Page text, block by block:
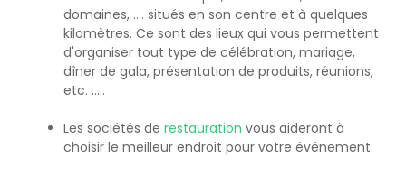
domaines, .... situés en son centre et à quelques
kilomètres. Ce sont des lieux qui vous permettent
d'organiser tout type de célébration, mariage,
dîner de gala, présentation de produits, réunions,
etc. .....
Les sociétés de restauration vous aideront à
choisir le meilleur endroit pour votre événement.